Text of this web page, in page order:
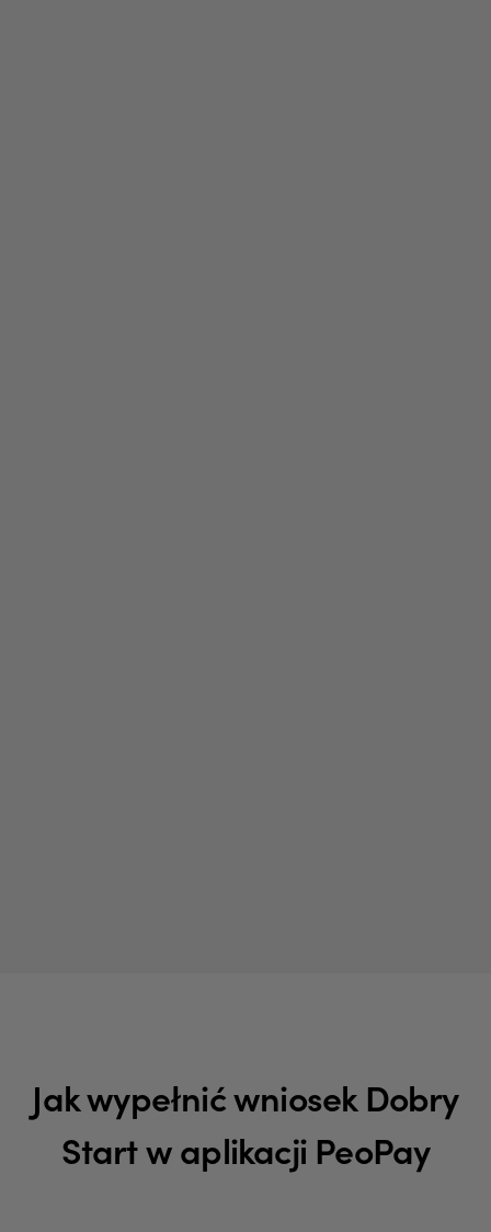
Jak wypełnić wniosek Dobry
Start w aplikacji PeoPay